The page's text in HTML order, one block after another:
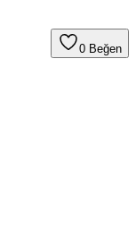
0 Beğen